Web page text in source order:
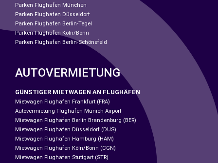
Parken Flughafen München
Parken Flughafen Düsseldorf
Parken Flughafen Berlin-Tegel
Parken Flughafen Köln/Bonn
Parken Flughafen Berlin-Schönefeld
AUTOVERMIETUNG
GÜNSTIGER MIETWAGEN AN FLUGHÄFEN
Mietwagen Flughafen Frankfurt (FRA)
Autovermietung Flughafen Munich Airport
Mietwagen Flughafen Berlin Brandenburg (BER)
Mietwagen Flughafen Düsseldorf (DUS)
Mietwagen Flughafen Hamburg (HAM)
Mietwagen Flughafen Köln/Bonn (CGN)
Mietwagen Flughafen Stuttgart (STR)